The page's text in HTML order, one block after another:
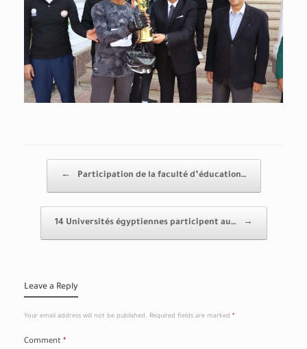
← Participation de la faculté d’éducation…
14 Universités égyptiennes participent au… →
Leave a Reply
Your email address will not be published. Required fields are marked *
Comment *